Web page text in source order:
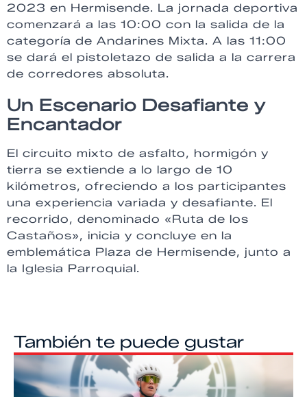
2023 en Hermisende. La jornada deportiva
comenzará a las 10:00 con la salida de la
categoría de Andarines Mixta. A las 11:00
se dará el pistoletazo de salida a la carrera
de corredores absoluta.
Un Escenario Desafiante y
Encantador
El circuito mixto de asfalto, hormigón y
tierra se extiende a lo largo de 10
kilómetros, ofreciendo a los participantes
una experiencia variada y desafiante. El
recorrido, denominado «Ruta de los
Castaños», inicia y concluye en la
emblemática Plaza de Hermisende, junto a
la Iglesia Parroquial.
También te puede gustar